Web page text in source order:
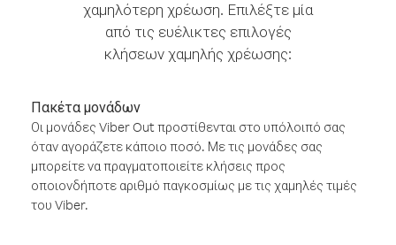
χαμηλότερη χρέωση. Επιλέξτε μία
από τις ευέλικτες επιλογές
κλήσεων χαμηλής χρέωσης:
Πακέτα μονάδων
Οι μονάδες Viber Out προστίθενται στο υπόλοιπό σας
όταν αγοράζετε κάποιο ποσό. Με τις μονάδες σας
μπορείτε να πραγματοποιείτε κλήσεις προς
οποιονδήποτε αριθμό παγκοσμίως με τις χαμηλές τιμές
του Viber.